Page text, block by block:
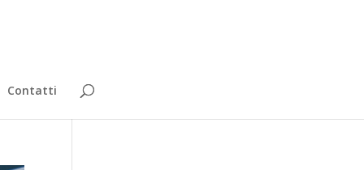
Contatti